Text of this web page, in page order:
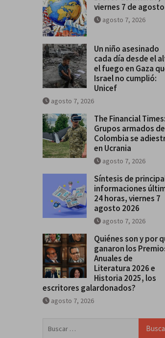
se salga de
Breves del
viernes 7 de agosto
agosto 7, 2026
Un niño asesinado
cada día desde el
el fuego en Gaza
Israel no cumplió:
Unicef
agosto 7, 2026
The Financial Times:
Grupos armados de
Colombia se
en Ucrania
agosto 7, 2026
Síntesis de
informaciones
24 horas, viernes 7
agosto 2026
agosto 7, 2026
Quiénes son y por
ganaron los
Anuales de
Literatura 2026 e
Historia 2025, los
escritores galardonados?
agosto 7, 2026